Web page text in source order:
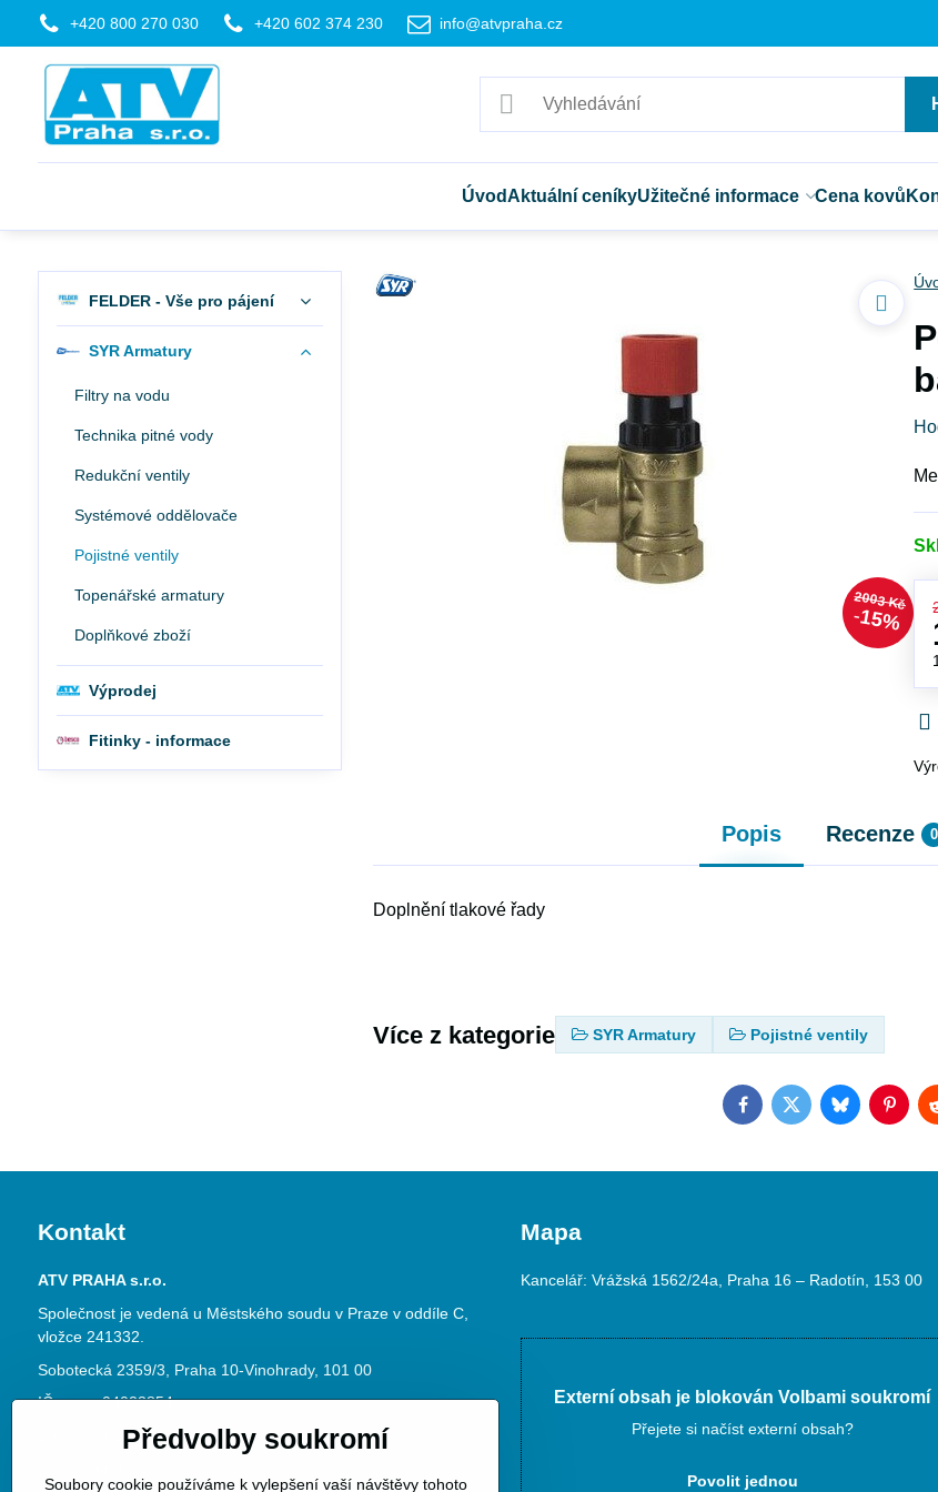
+420 800 270 030 +420 602 374 230 info@atvpraha.cz
ÚvodAktuální ceníkyUžitečné informace Cena kovů
2003 Kč
15%
Popis Recenze 0
Doplnění tlakové řady
Více z kategorie SYR Armatury Pojistné ventily
FacebookTwitterBluesky
FELDER - Vše pro pájení
SYR Armatury
Filtry na vodu
Technika pitné vody
Redukční ventily
Systémové oddělovače
Pojistné ventily
Topenářské armatury
Doplňkové zboží
Výprodej
Fitinky - informace
Kontakt
ATV PRAHA s.r.o.
Společnost je vedená u Městského soudu v Praze v oddíle C,
vložce 241332.
Sobotecká 2359/3, Praha 10-Vinohrady, 101 00
IČ: 04023854
DIČ: CZ04023854
Mapa
Kancelář: Vrážská 1562/24a, Praha 16 – Radotín, 153 00
Externí obsah je blokován Volbami soukromí
Přejete si načíst externí obsah?
Povolit jednou
Předvolby soukromí
Soubory cookie používáme k vylepšení vaší návštěvy tohoto